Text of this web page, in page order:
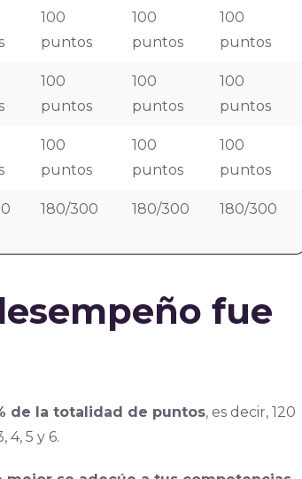
100
puntos
100
puntos
100
puntos
100
puntos
100
puntos
100
puntos
100
puntos
100
puntos
100
puntos
180/300 180/300 180/300
fue
de la totalidad de puntos, es decir, 120
4, 5 y 6.